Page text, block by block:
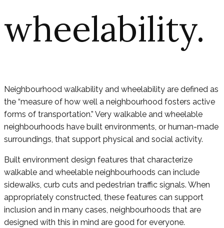
wheelability.
Neighbourhood walkability and wheelability are defined as
the “measure of how well a neighbourhood fosters active
forms of transportation.” Very walkable and wheelable
neighbourhoods have built environments, or human-made
surroundings, that support physical and social activity.
Built environment design features that characterize
walkable and wheelable neighbourhoods can include
sidewalks, curb cuts and pedestrian traffic signals. When
appropriately constructed, these features can support
inclusion and in many cases, neighbourhoods that are
designed with this in mind are good for everyone.